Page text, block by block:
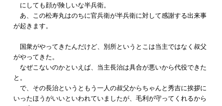
にしても顔が険しいな半兵衛。
あ、この松寿丸はのちに官兵衛が半兵衛に対して感謝する出来事
が起きます。
国衆がやってきたんだけど、別所というとこは当主ではなく叔父
がやってきた。
なぜこないのかといえば、当主長治は具合が悪いから代役できた
と。
で、その長治というともう一人の叔父からちゃんと秀吉に挨拶に
いったほうがいいといわれていましたが、毛利が守ってくれるから